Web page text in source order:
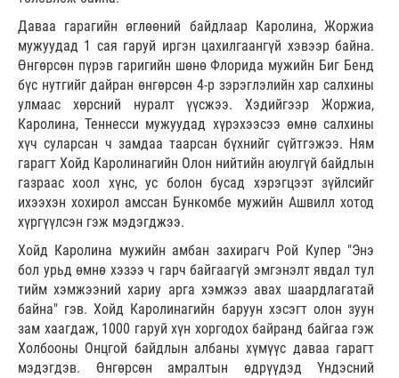
Даваа гарагийн өглөөний байдлаар Каролина, Жоржиа
мужуудад 1 сая гаруй иргэн цахилгаангүй хэвээр байна.
Өнгөрсөн пүрэв гаригийн шөнө Флорида мужийн Биг Бенд
бүс нутгийг дайран өнгөрсөн 4-р зэрэглэлийн хар салхины
улмаас хөрсний нуралт үүсжээ. Хэдийгээр Жоржиа,
Каролина, Теннесси мужуудад хүрэхээсээ өмнө салхины
хүч суларсан ч замдаа таарсан бүхнийг сүйтгэжээ. Ням
гарагт Хойд Каролинагийн Олон нийтийн аюулгүй байдлын
газраас хоол хүнс, ус болон бусад хэрэгцээт зүйлсийг
ихээхэн хохирол амссан Бункомбе мужийн Ашвилл хотод
хүргүүлсэн гэж мэдэгджээ.
Хойд Каролина мужийн амбан захирагч Рой Купер "Энэ
бол урьд өмнө хэзээ ч гарч байгаагүй эмгэнэлт явдал тул
тийм хэмжээний хариу арга хэмжээ авах шаардлагатай
байна" гэв. Хойд Каролинагийн баруун хэсэгт олон зуун
зам хаагдаж, 1000 гаруй хүн хоргодох байранд байгаа гэж
Холбооны Онцгой байдлын албаны хүмүүс даваа гарагт
мэдэгдэв. Өнгөрсөн амралтын өдрүүдэд Үндэсний